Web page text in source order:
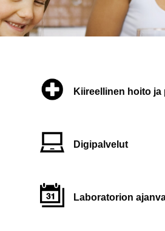
Kiireellinen hoito
Digipalvelut
Laboratorion